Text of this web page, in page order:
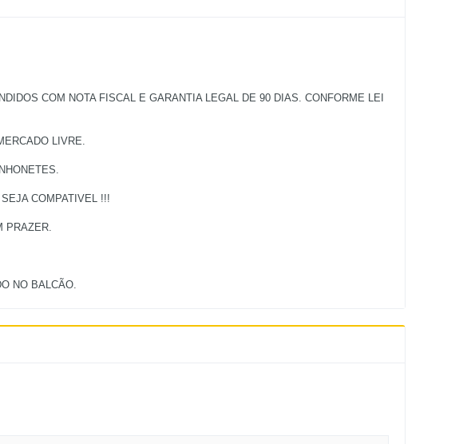
COM NOTA FISCAL E GARANTIA LEGAL DE 90 DIAS. CONFORME LEI
LIVRE.
COMPATIVEL !!!
PRAZER.